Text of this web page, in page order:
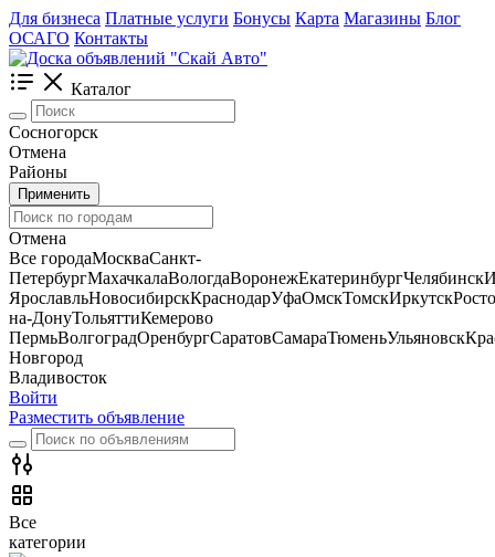
Для бизнеса Платные услуги Бонусы Карта Магазины Блог
ОСАГО Контакты
Каталог
Сосногорск
Отмена
Районы
Применить
Отмена
Все городаМоскваСанкт-
ПетербургМахачкалаВологдаВоронежЕкатеринбургЧелябинск
ЯрославльНовосибирскКраснодарУфаОмскТомскИркутск
на-ДонуТольяттиКемерово
ПермьВолгоградОренбургСаратовСамараТюменьУльяновск
Новгород
Владивосток
Войти
Разместить объявление
Все
категории